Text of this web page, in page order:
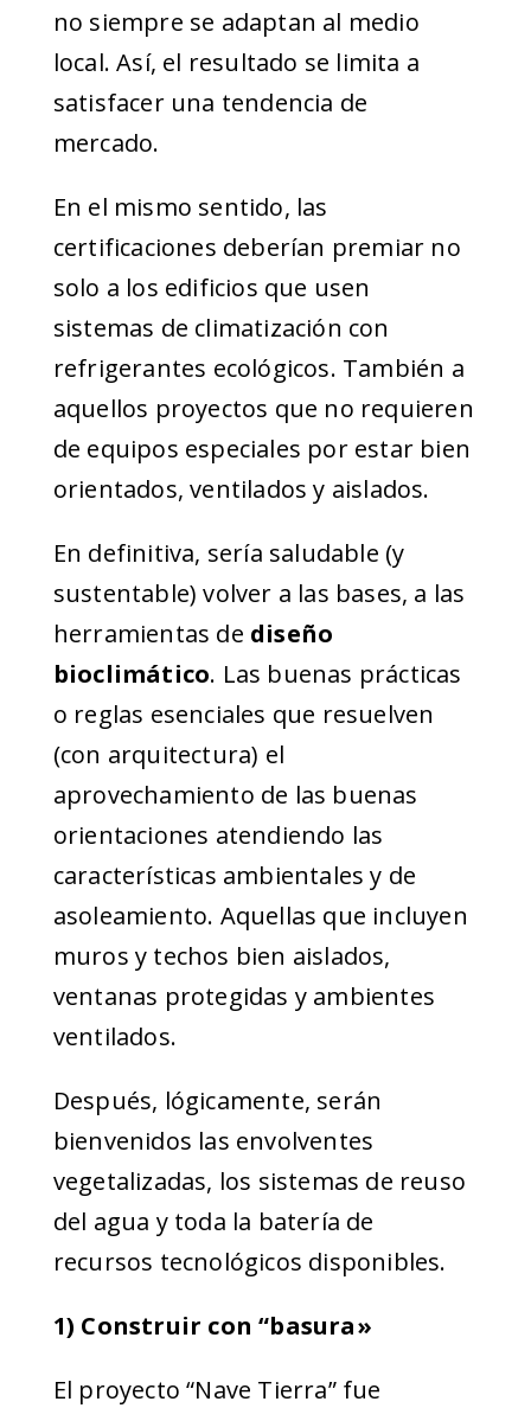
no siempre se adaptan al medio
local. Así, el resultado se limita a
satisfacer una tendencia de
mercado.
En el mismo sentido, las
certificaciones deberían premiar no
solo a los edificios que usen
sistemas de climatización con
refrigerantes ecológicos. También a
aquellos proyectos que no requieren
de equipos especiales por estar bien
orientados, ventilados y aislados.
En definitiva, sería saludable (y
sustentable) volver a las bases, a las
herramientas de diseño
bioclimático. Las buenas prácticas
o reglas esenciales que resuelven
(con arquitectura) el
aprovechamiento de las buenas
orientaciones atendiendo las
características ambientales y de
asoleamiento. Aquellas que incluyen
muros y techos bien aislados,
ventanas protegidas y ambientes
ventilados.
Después, lógicamente, serán
bienvenidos las envolventes
vegetalizadas, los sistemas de reuso
del agua y toda la batería de
recursos tecnológicos disponibles.
1) Construir con “basura»
El proyecto “Nave Tierra” fue